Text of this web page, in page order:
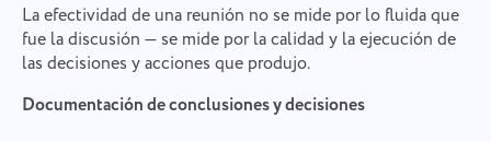
La efectividad de una reunión no se mide por lo fluida que
fue la discusión — se mide por la calidad y la ejecución de
las decisiones y acciones que produjo.
Documentación de conclusiones y decisiones